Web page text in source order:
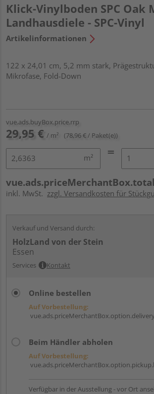
Klick-Vinylboden SPC Oak
Landhausdiele - SPC-Vinyl
Artikelinformationen
122 x 24,01 cm, 5,2 mm stark,
Mikrofase, Fold-Down
vue.ads.buyBox.price.rrp
29,95 € / m² (78,96 € / Paket(e))
m²
vue.ads.priceMerchantBox.total
inkl. MwSt. zzgl. Versandkosten für
Verkauf und Versand durch:
HolzLand von der Stein
Essen
Services Kontakt
Online bestellen
Auf Vorbestellung:
Beim Händler abholen
Auf Vorbestellung:
Verfügbar in der Ausstellung - vor Ort